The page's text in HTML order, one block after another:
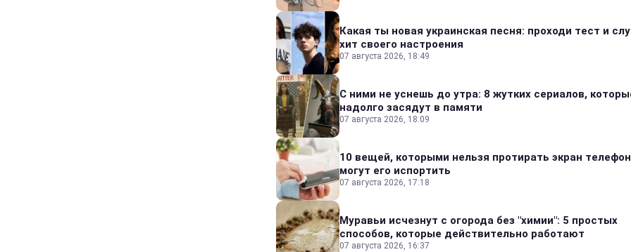
Какая ты новая украинская песня: проходи тест и
хит своего настроения
07 августа 2026, 18:49
С ними не уснешь до утра: 8 жутких сериалов,
надолго засядут в памяти
07 августа 2026, 18:09
10 вещей, которыми нельзя протирать экран
могут его испортить
07 августа 2026, 17:18
Муравьи исчезнут с огорода без "химии": 5 простых
способов, которые действительно работают
07 августа 2026, 16:37